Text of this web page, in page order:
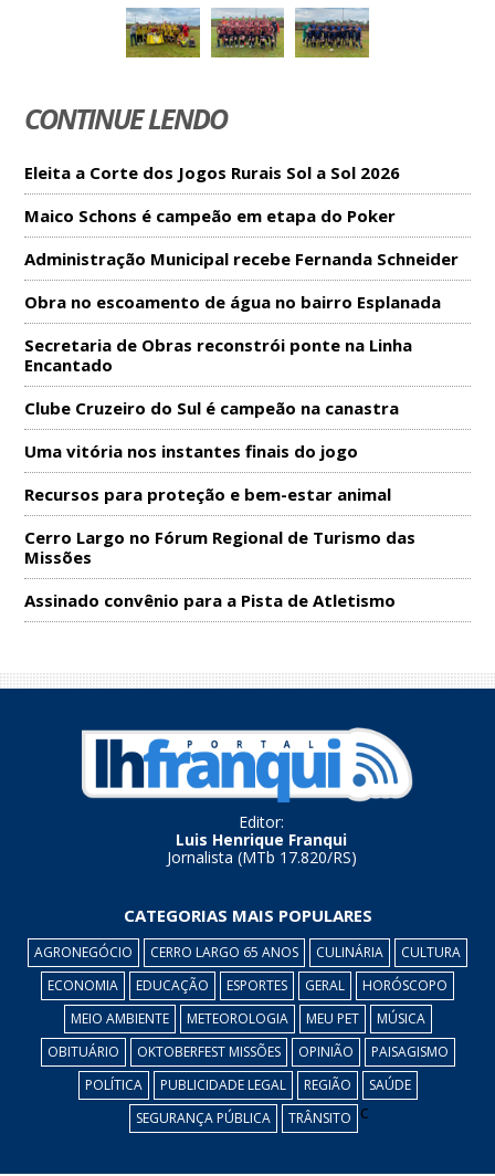
CONTINUE LENDO
Eleita a Corte dos Jogos Rurais Sol a Sol 2026
Maico Schons é campeão em etapa do Poker
Administração Municipal recebe Fernanda Schneider
Obra no escoamento de água no bairro Esplanada
Secretaria de Obras reconstrói ponte na Linha
Encantado
Clube Cruzeiro do Sul é campeão na canastra
Uma vitória nos instantes finais do jogo
Recursos para proteção e bem-estar animal
Cerro Largo no Fórum Regional de Turismo das
Missões
Assinado convênio para a Pista de Atletismo
Editor:
Luis Henrique Franqui
Jornalista (MTb 17.820/RS)
CATEGORIAS MAIS POPULARES
AGRONEGÓCIO CERRO LARGO 65 ANOS CULINÁRIA
CULTURA
ECONOMIA
EDUCAÇÃO ESPORTES GERAL
HORÓSCOPO
MEIO AMBIENTE
METEOROLOGIA MEU PET
MÚSICA
OBITUÁRIO
OKTOBERFEST MISSÕES OPINIÃO
PAISAGISMO
POLÍTICA
PUBLICIDADE LEGAL REGIÃO
SAÚDE
SEGURANÇA PÚBLICA
TRÂNSITO c